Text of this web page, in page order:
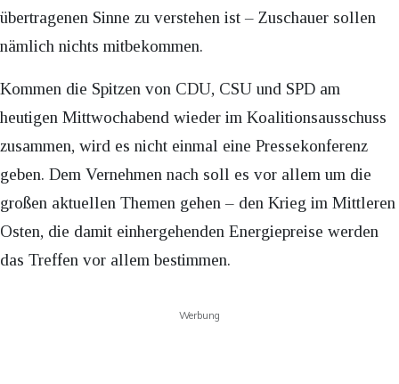
übertragenen Sinne zu verstehen ist – Zuschauer sollen
nämlich nichts mitbekommen.
Kommen die Spitzen von CDU, CSU und SPD am
heutigen Mittwochabend wieder im Koalitionsausschuss
zusammen, wird es nicht einmal eine Pressekonferenz
geben. Dem Vernehmen nach soll es vor allem um die
großen aktuellen Themen gehen – den Krieg im Mittleren
Osten, die damit einhergehenden Energiepreise werden
das Treffen vor allem bestimmen.
Werbung